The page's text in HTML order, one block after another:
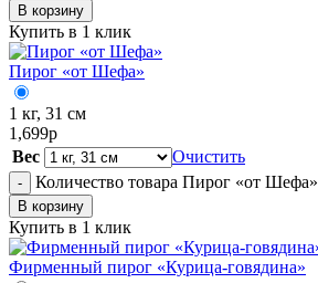
В корзину
Купить в 1 клик
Пирог «от Шефа»
1 кг, 31 см
1,699р
Вес
Очистить
- Количество товара Пирог «от Шефа»
В корзину
Купить в 1 клик
Фирменный пирог «Курица-говядина»